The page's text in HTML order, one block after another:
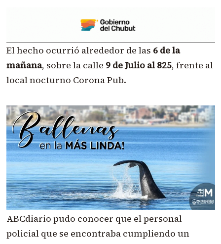
El hecho ocurrió alrededor de las 6 de la
mañana, sobre la calle 9 de Julio al 825, frente al
local nocturno Corona Pub.
ABCdiario pudo conocer que el personal
policial que se encontraba cumpliendo un